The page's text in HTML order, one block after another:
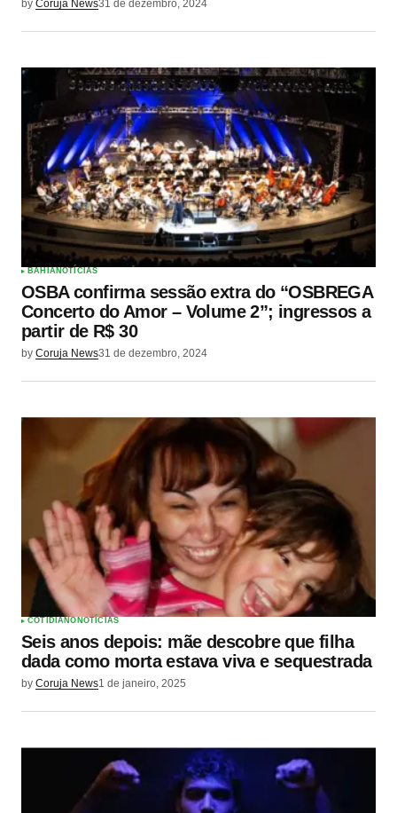
by Coruja News31 de dezembro, 2024
BAHIANOTÍCIAS
OSBA confirma sessão extra do “OSBREGA
Concerto do Amor – Volume 2”; ingressos a
partir de R$ 30
by Coruja News31 de dezembro, 2024
COTIDIANO NOTÍCIAS
Seis anos depois: mãe descobre que filha
dada como morta estava viva e sequestrada
by Coruja News1 de janeiro, 2025